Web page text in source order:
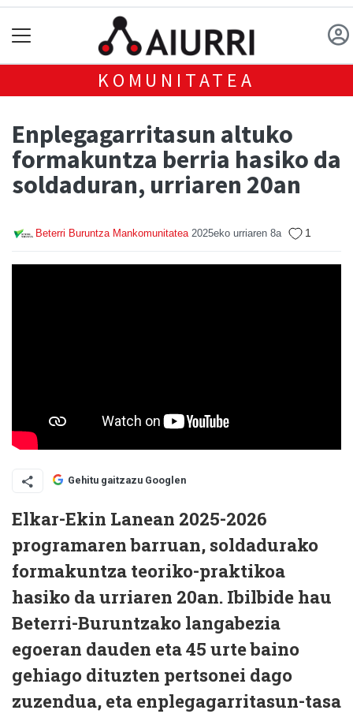
KOMUNITATEA
Enplegagarritasun altuko
formakuntza berria hasiko da
soldaduran, urriaren 20an
Beterri Buruntza Mankomunitatea 2025eko urriaren 8a 1
Gehitu gaitzazu Googlen
Elkar-Ekin Lanean 2025-2026
programaren barruan, soldadurako
formakuntza teoriko-praktikoa
hasiko da urriaren 20an. Ibilbide hau
Beterri-Buruntzako langabezia
egoeran dauden eta45 urte baino
gehiago dituzten pertsonei dago
zuzendua, eta enplegagarritasun-tasa